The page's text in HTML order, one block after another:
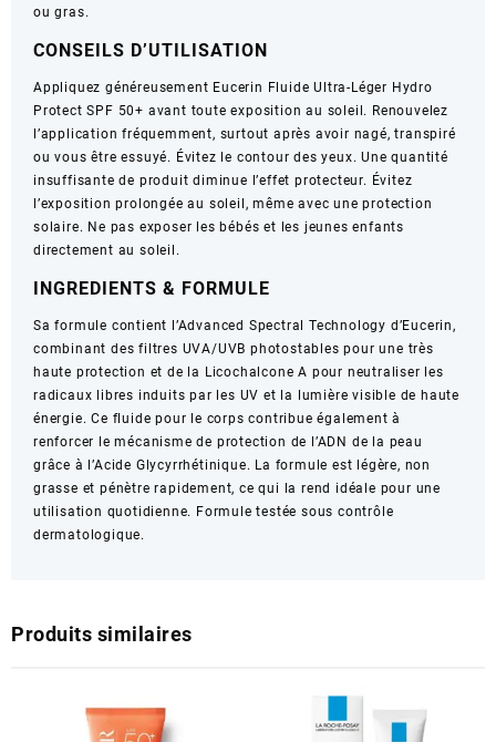
50+
ou gras.
CONSEILS D’UTILISATION
Appliquez généreusement Eucerin Fluide Ultra-Léger Hydro
Protect SPF 50+ avant toute exposition au soleil. Renouvelez
l’application fréquemment, surtout après avoir nagé, transpiré
ou vous être essuyé. Évitez le contour des yeux. Une quantité
insuffisante de produit diminue l’effet protecteur. Évitez
l’exposition prolongée au soleil, même avec une protection
solaire. Ne pas exposer les bébés et les jeunes enfants
directement au soleil.
INGREDIENTS & FORMULE
Sa formule contient l’Advanced Spectral Technology d’Eucerin,
combinant des filtres UVA/UVB photostables pour une très
haute protection et de la Licochalcone A pour neutraliser les
radicaux libres induits par les UV et la lumière visible de haute
énergie. Ce fluide pour le corps contribue également à
renforcer le mécanisme de protection de l’ADN de la peau
grâce à l’Acide Glycyrrhétinique. La formule est légère, non
grasse et pénètre rapidement, ce qui la rend idéale pour une
utilisation quotidienne. Formule testée sous contrôle
dermatologique.
Produits similaires